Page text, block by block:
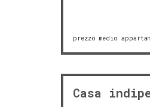
prezzo medio
Casa